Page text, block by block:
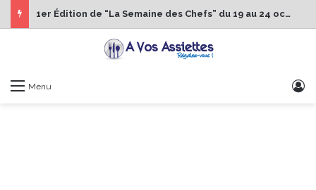
1er Édition de “La Semaine des Chefs” du 19 au 24 octobre 2026
Menu